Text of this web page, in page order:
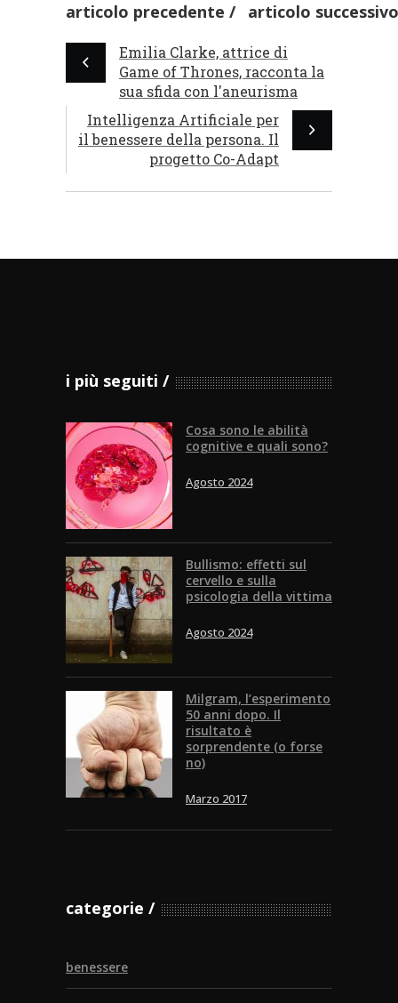
articolo precedente articolo successivo
Emilia Clarke, attrice di
Game of Thrones, racconta la
sua sfida con l'aneurisma
Intelligenza Artificiale per
il benessere della persona. Il
progetto Co-Adapt
i più seguiti
Cosa sono le abilità
cognitive e quali sono?
Agosto 2024
Bullismo: effetti sul
cervello e sulla
psicologia della vittima
Agosto 2024
Milgram, l’esperimento
50 anni dopo. Il
risultato è
sorprendente (o forse
no)
Marzo 2017
categorie
benessere